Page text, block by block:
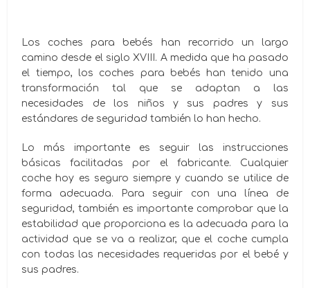
Los coches para bebés han recorrido un largo
camino desde el siglo XVIII. A medida que ha pasado
el tiempo, los coches para bebés han tenido una
transformación tal que se adaptan a las
necesidades de los niños y sus padres y sus
estándares de seguridad también lo han hecho.
Lo más importante es seguir las instrucciones
básicas facilitadas por el fabricante. Cualquier
coche hoy es seguro siempre y cuando se utilice de
forma adecuada. Para seguir con una línea de
seguridad, también es importante comprobar que la
estabilidad que proporciona es la adecuada para la
actividad que se va a realizar, que el coche cumpla
con todas las necesidades requeridas por el bebé y
sus padres.